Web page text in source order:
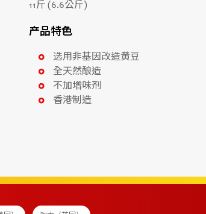
11斤 (6.6公斤)
产品特色
选用非基因改造黄豆
全天然酿造
不加增味剂
香港制造